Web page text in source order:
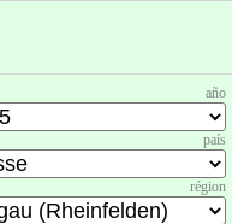
año
país
région